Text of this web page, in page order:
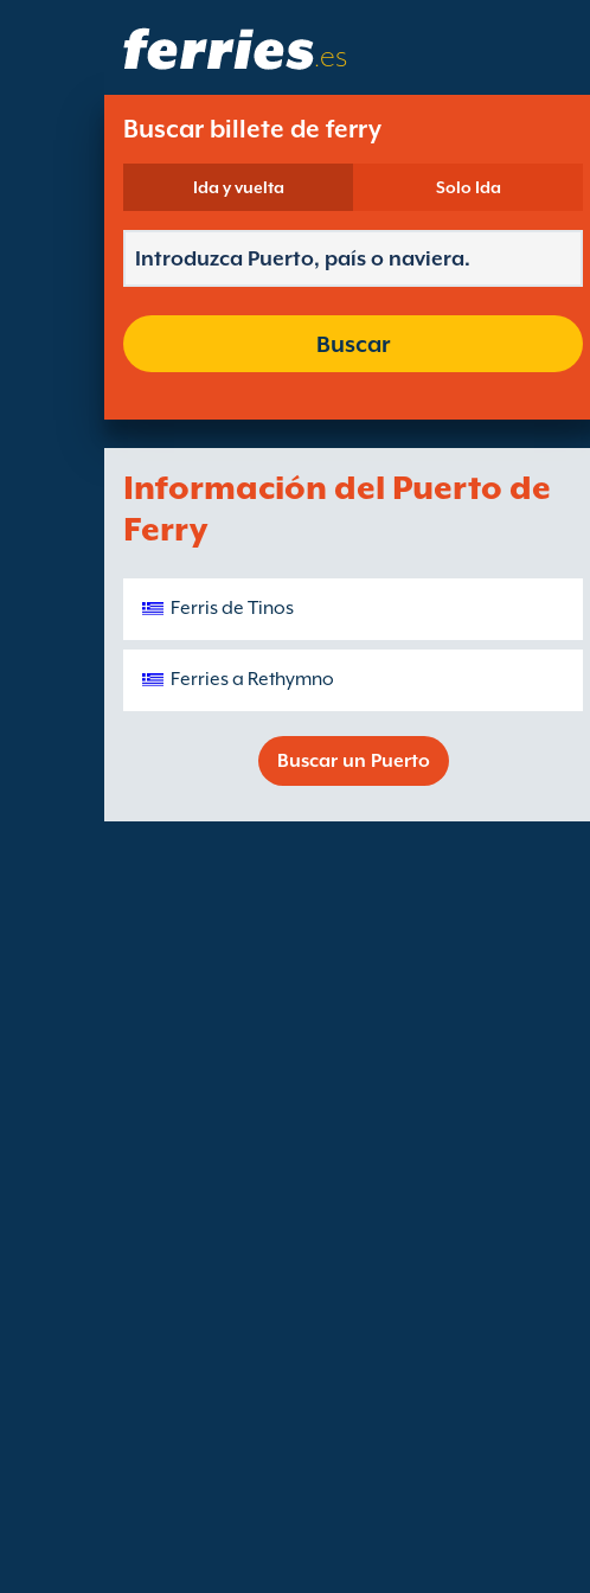
.es
Buscar billete de ferry
Ida y vuelta Solo Ida
Buscar
Información del Puerto de
Ferry
Ferris de Tinos
Ferries a Rethymno
Buscar un Puerto